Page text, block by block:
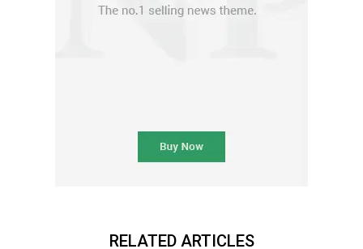
RELATED ARTICLES